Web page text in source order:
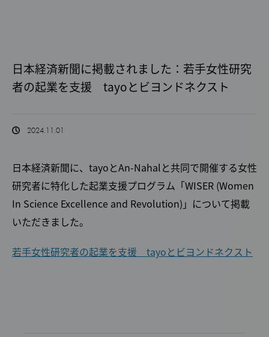
日本経済新聞に掲載されました：若手女性研究
者の起業を支援 tayoとビヨンドネクスト
2024.11.01
日本経済新聞に、tayoとAn-Nahalと共同で開催する女性
研究者に特化した起業支援プログラム「WISER (Women
In Science Excellence and Revolution)」について掲載
いただきました。
若手女性研究者の起業を支援 tayoとビヨンドネクスト